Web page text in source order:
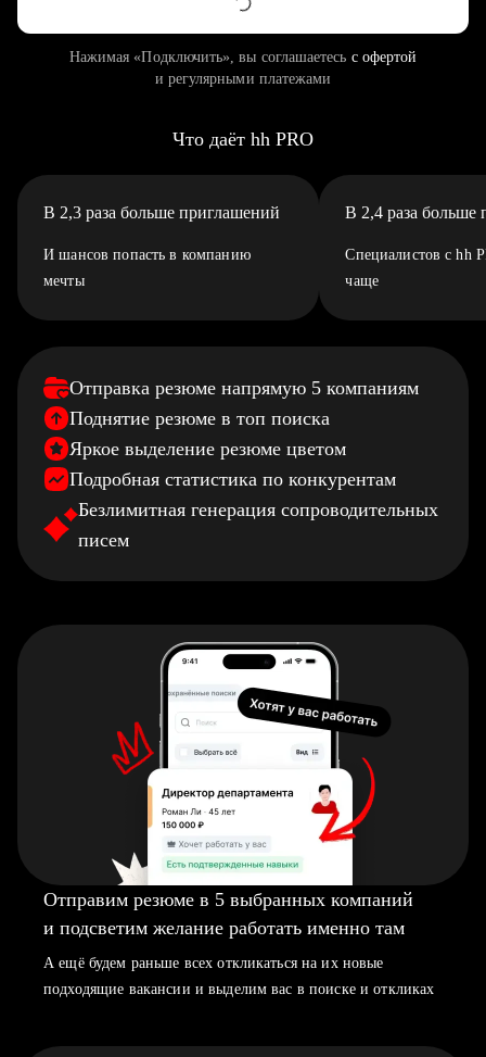
Нажимая «Подключить», вы соглашаетесь с офертой
и регулярными платежами
Что даёт hh PRO
В 2,3 раза больше приглашений
И шансов попасть в компанию
мечты
В 2,4 раза больше
Специалистов с hh
чаще
Отправка резюме напрямую 5 компаниям
Поднятие резюме в топ поиска
Яркое выделение резюме цветом
Подробная статистика по конкурентам
Безлимитная генерация сопроводительных
писем
Отправим резюме в 5 выбранных компаний
и подсветим желание работать именно там
А ещё будем раньше всех откликаться на их новые
подходящие вакансии и выделим вас в поиске и откликах